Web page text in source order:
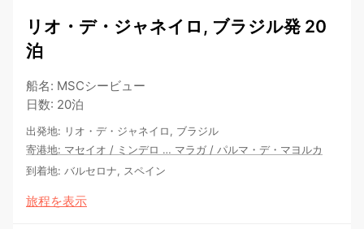
リオ・デ・ジャネイロ, ブラジル発 20
泊
船名: MSCシービュー
日数: 20泊
出発地: リオ・デ・ジャネイロ, ブラジル
寄港地: マセイオ / ミンデロ … マラガ / パルマ・デ・マヨルカ
到着地: バルセロナ, スペイン
旅程を表示